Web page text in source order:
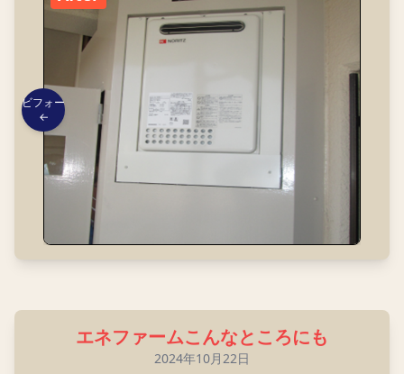
ビフォー
←
エネファームこんなところにも
2024年10月22日